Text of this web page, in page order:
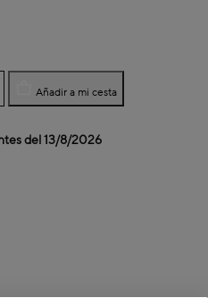
Añadir a mi cesta
del13/8/2026